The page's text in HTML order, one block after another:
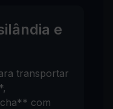
e
transportar
com